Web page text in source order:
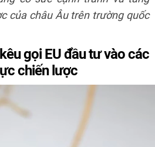
của châu Âu trên trường quốc
gọi EU đầu tư vào các
chiến lược